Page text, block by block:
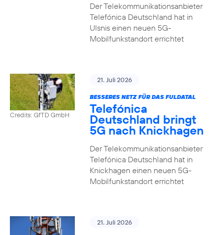
Der Telekommunikationsanbieter
Telefónica Deutschland hat in
Ulsnis einen neuen 5G-
Mobilfunkstandort errichtet
Credits: GfTD GmbH
21. Juli 2026
BESSERES NETZ FÜR DAS FULDATAL
Telefónica
Deutschland bringt
5G nach Knickhagen
Der Telekommunikationsanbieter
Telefónica Deutschland hat in
Knickhagen einen neuen 5G-
Mobilfunkstandort errichtet
21. Juli 2026